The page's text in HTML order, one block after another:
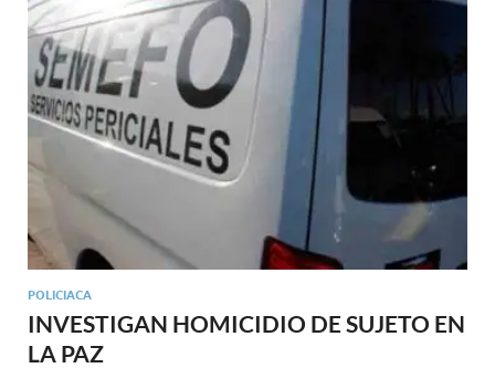
POLICIACA
INVESTIGAN HOMICIDIO DE SUJETO EN
LA PAZ